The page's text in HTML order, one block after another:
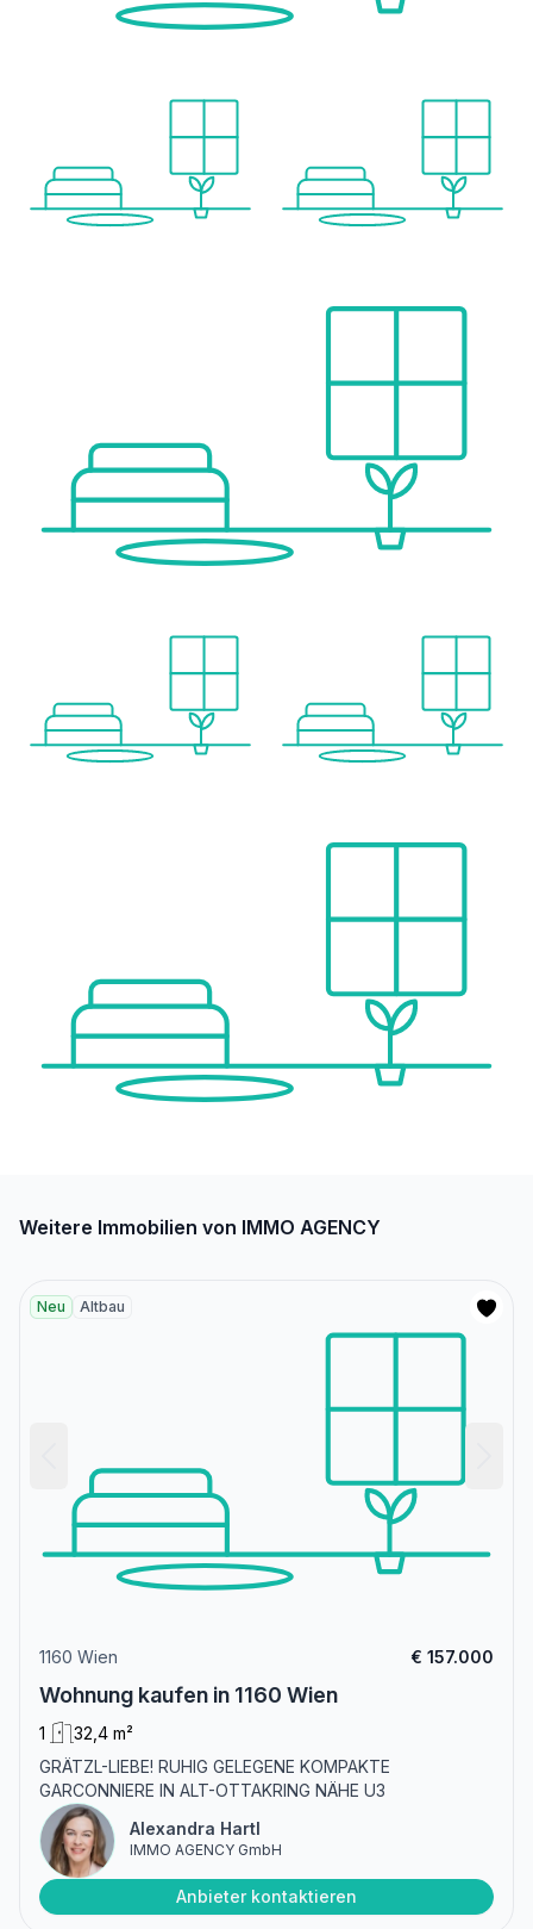
Weitere Immobilien von IMMO AGENCY
Neu Altbau
1160 Wien € 157.000
Wohnung kaufen in 1160 Wien
1
32,4 m²
GRÄTZL-LIEBE! RUHIG GELEGENE KOMPAKTE
GARCONNIERE IN ALT-OTTAKRING NÄHE U3
Alexandra Hartl
IMMO AGENCY GmbH
Anbieter kontaktieren